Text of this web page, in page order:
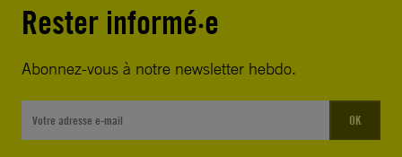
Rester informé·e
Abonnez-vous à notre newsletter hebdo.
OK